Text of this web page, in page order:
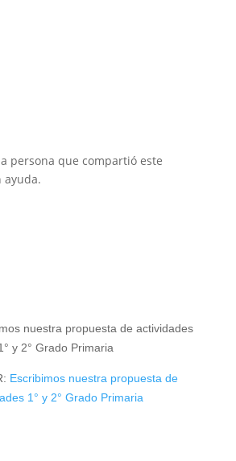
persona que compartió este
ayuda.
nuestra propuesta de actividades
y 2° Grado Primaria
Escribimos nuestra propuesta de
1° y 2° Grado Primaria